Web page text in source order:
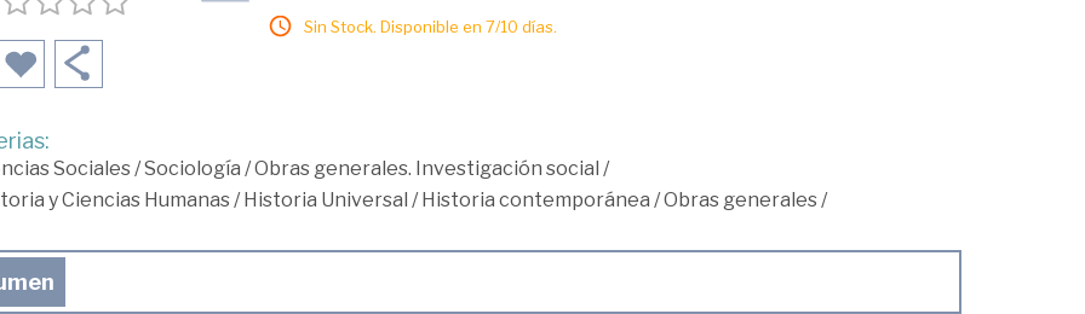
Sin Stock. Disponible en 7/10 días.
Sociales/Sociología /Obras generales. Investigación social /
y Ciencias Humanas/Historia Universal /Historia contemporánea /Obras generales/